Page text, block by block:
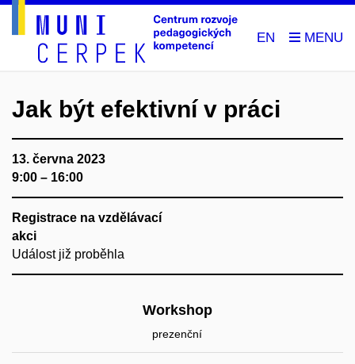
EN
Jak být efektivní v práci
13. června 2023
9:00 – 16:00
Registrace na vzdělávací
akci
Událost již proběhla
Workshop
prezenční